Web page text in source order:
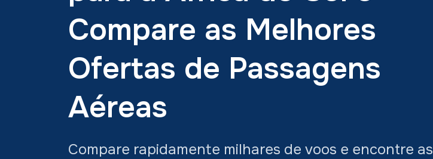
Compare as Melhores
Ofertas de Passagens
Aéreas
Compare rapidamente milhares de voos e encontre as